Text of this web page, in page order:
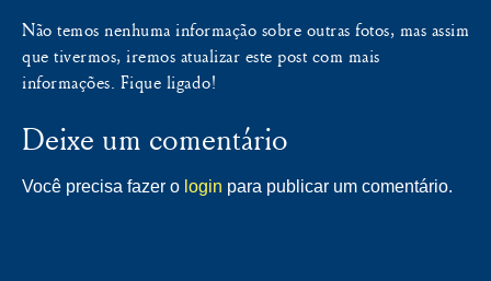
Não temos nenhuma informação sobre outras fotos, mas assim
que tivermos, iremos atualizar este post com mais
informações. Fique ligado!
Deixe um comentário
Você precisa fazer o login para publicar um comentário.